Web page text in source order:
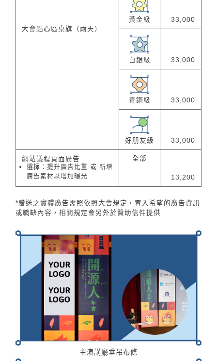
大會點心區桌旗（兩天）
黃金級 33,000
白銀級 33,000
青銅級 33,000
好朋友級 33,000
網站議程頁面廣告
選擇：提升廣告比重 或 新增
廣告素材以增加曝光
全部
13,200
*贈送之實體廣告需照依照大會規定，置入希望的廣告資訊
或職缺內容，相關規定會另外於贊助信件提供
主演講廳垂吊布條